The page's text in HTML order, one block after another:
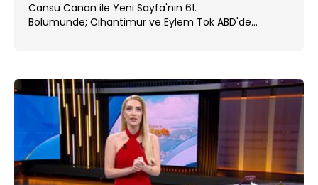
Cansu Canan ile Yeni Sayfa'nın 61.
Bölümünde; Cihantimur ve Eylem Tok ABD'de